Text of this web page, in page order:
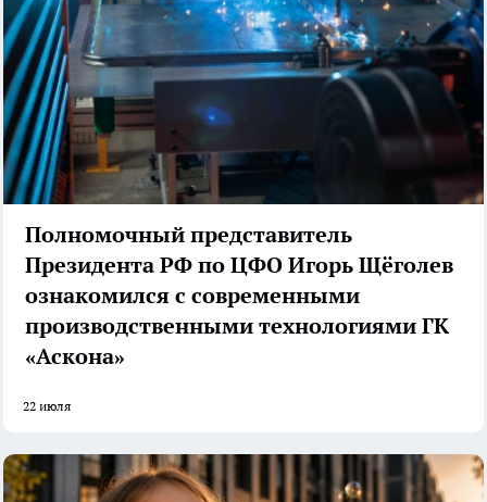
Полномочный представитель
Президента РФ по ЦФО Игорь Щёголев
ознакомился с современными
производственными технологиями ГК
«Аскона»
22 июля